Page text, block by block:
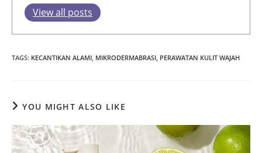
View all posts
TAGS: KECANTIKAN ALAMI MIKRODERMABRASI PERAWATAN KULIT WAJAH
YOU MIGHT ALSO LIKE